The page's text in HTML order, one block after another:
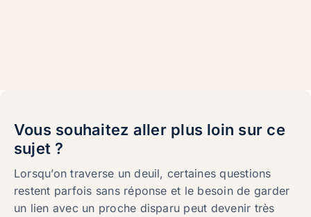
Vous souhaitez aller plus loin sur ce
sujet ?
Lorsqu’on traverse un deuil, certaines questions
restent parfois sans réponse et le besoin de garder
un lien avec un proche disparu peut devenir très